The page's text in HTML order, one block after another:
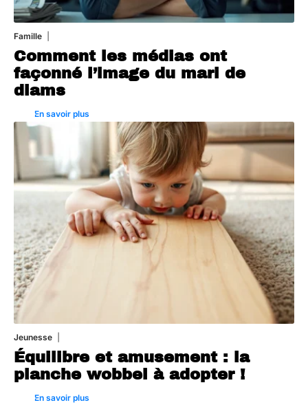
Famille
Comment les médias ont
façonné l’image du mari de
diams
En savoir plus
Jeunesse
Équilibre et amusement : la
planche wobbel à adopter !
En savoir plus